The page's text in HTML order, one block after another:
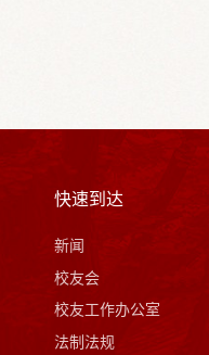
快速到达
新闻
校友会
校友工作办公室
法制法规